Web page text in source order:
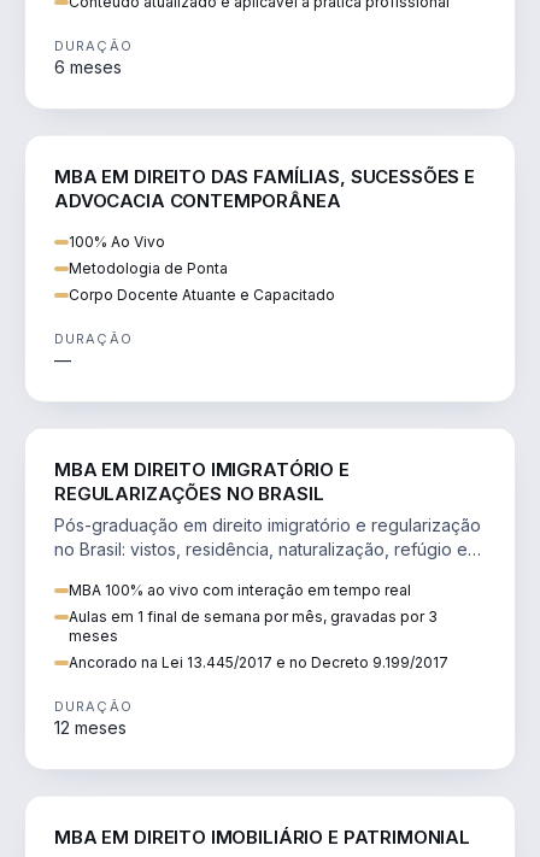
DURAÇÃO
6 meses
MBA EM DIREITO DAS FAMÍLIAS, SUCESSÕES E
ADVOCACIA CONTEMPORÂNEA
100% Ao Vivo
Metodologia de Ponta
Corpo Docente Atuante e Capacitado
DURAÇÃO
—
MBA EM DIREITO IMIGRATÓRIO E
REGULARIZAÇÕES NO BRASIL
Pós-graduação em direito imigratório e regularização
no Brasil: vistos, residência, naturalização, refúgio e
MBA 100% ao vivo com interação em tempo real
Aulas em 1 final de semana por mês, gravadas por 3
meses
Ancorado na Lei 13.445/2017 e no Decreto 9.199/2017
DURAÇÃO
12 meses
MBA EM DIREITO IMOBILIÁRIO E PATRIMONIAL